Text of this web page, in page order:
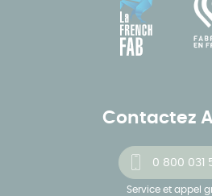
Contactez
0 800 031
Service et appel